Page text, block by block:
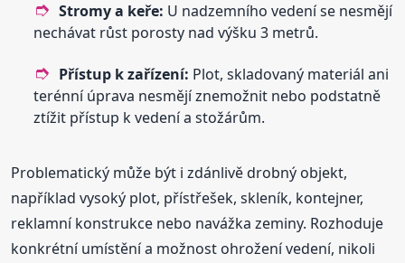
Stromy a keře: U nadzemního vedení se nesmějí
nechávat růst porosty nad výšku 3 metrů.
Přístup k zařízení: Plot, skladovaný materiál ani
terénní úprava nesmějí znemožnit nebo podstatně
ztížit přístup k vedení a stožárům.
Problematický může být i zdánlivě drobný objekt,
například vysoký plot, přístřešek, skleník, kontejner,
reklamní konstrukce nebo navážka zeminy. Rozhoduje
konkrétní umístění a možnost ohrožení vedení, nikoli